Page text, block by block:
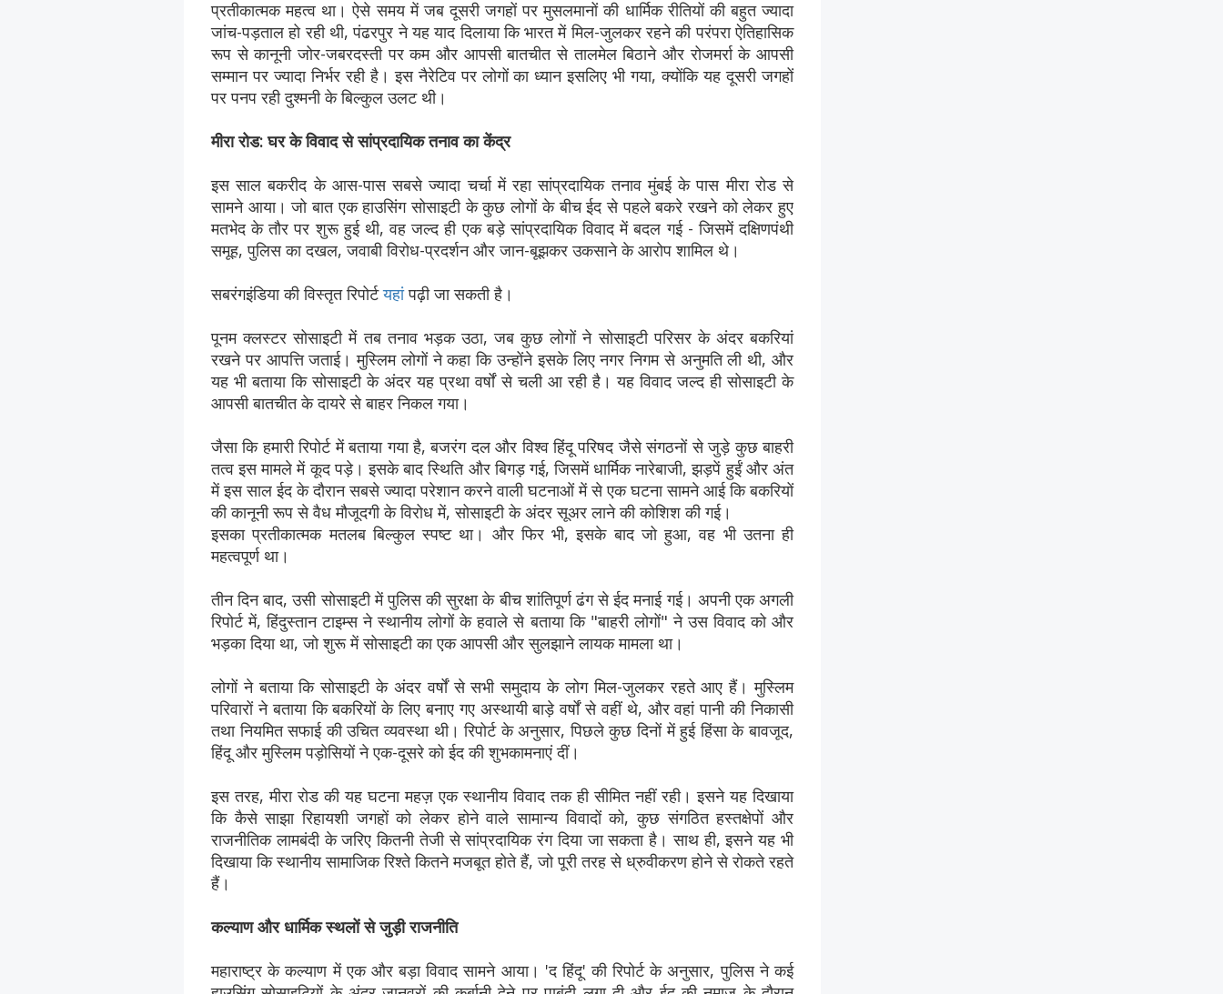
प्रतीकात्मक महत्व था। ऐसे समय में जब दूसरी जगहों पर मुसलमानों की धार्मिक रीतियों की बहुत ज्यादा
जांच-पड़ताल हो रही थी, पंढरपुर ने यह याद दिलाया कि भारत में मिल-जुलकर रहने की परंपरा ऐतिहासिक
रूप से कानूनी जोर-जबरदस्ती पर कम और आपसी बातचीत से तालमेल बिठाने और रोजमर्रा के आपसी
सम्मान पर ज्यादा निर्भर रही है। इस नैरेटिव पर लोगों का ध्यान इसलिए भी गया, क्योंकि यह दूसरी जगहों
पर पनप रही दुश्मनी के बिल्कुल उलट थी।
मीरा रोड: घर के विवाद से सांप्रदायिक तनाव का केंद्र
इस साल बकरीद के आस-पास सबसे ज्यादा चर्चा में रहा सांप्रदायिक तनाव मुंबई के पास मीरा रोड से
सामने आया। जो बात एक हाउसिंग सोसाइटी के कुछ लोगों के बीच ईद से पहले बकरे रखने को लेकर हुए
मतभेद के तौर पर शुरू हुई थी, वह जल्द ही एक बड़े सांप्रदायिक विवाद में बदल गई - जिसमें दक्षिणपंथी
समूह, पुलिस का दखल, जवाबी विरोध-प्रदर्शन और जान-बूझकर उकसाने के आरोप शामिल थे।
सबरंगइंडिया की विस्तृत रिपोर्टयहांपढ़ी जा सकती है।
पूनम क्लस्टर सोसाइटी में तब तनाव भड़क उठा, जब कुछ लोगों ने सोसाइटी परिसर के अंदर बकरियां
रखने पर आपत्ति जताई। मुस्लिम लोगों ने कहा कि उन्होंने इसके लिए नगर निगम से अनुमति ली थी, और
यह भी बताया कि सोसाइटी के अंदर यह प्रथा वर्षों से चली आ रही है। यह विवाद जल्द ही सोसाइटी के
आपसी बातचीत के दायरे से बाहर निकल गया।
जैसा कि हमारी रिपोर्ट में बताया गया है, बजरंग दल और विश्व हिंदू परिषद जैसे संगठनों से जुड़े कुछ बाहरी
तत्व इस मामले में कूद पड़े। इसके बाद स्थिति और बिगड़ गई, जिसमें धार्मिक नारेबाजी, झड़पें हुईं और अंत
में इस साल ईद के दौरान सबसे ज्यादा परेशान करने वाली घटनाओं में से एक घटना सामने आई कि बकरियों
की कानूनी रूप से वैध मौजूदगी के विरोध में, सोसाइटी के अंदर सूअर लाने की कोशिश की गई।
इसका प्रतीकात्मक मतलब बिल्कुल स्पष्ट था। और फिर भी, इसके बाद जो हुआ, वह भी उतना ही
महत्वपूर्ण था।
तीन दिन बाद, उसी सोसाइटी में पुलिस की सुरक्षा के बीच शांतिपूर्ण ढंग से ईद मनाई गई। अपनी एक अगली
रिपोर्ट में, हिंदुस्तान टाइम्स ने स्थानीय लोगों के हवाले से बताया कि "बाहरी लोगों" ने उस विवाद को और
भड़का दिया था, जो शुरू में सोसाइटी का एक आपसी और सुलझाने लायक मामला था।
लोगों ने बताया कि सोसाइटी के अंदर वर्षों से सभी समुदाय के लोग मिल-जुलकर रहते आए हैं। मुस्लिम
परिवारों ने बताया कि बकरियों के लिए बनाए गए अस्थायी बाड़े वर्षों से वहीं थे, और वहां पानी की निकासी
तथा नियमित सफाई की उचित व्यवस्था थी। रिपोर्ट के अनुसार, पिछले कुछ दिनों में हुई हिंसा के बावजूद,
हिंदू और मुस्लिम पड़ोसियों ने एक-दूसरे को ईद की शुभकामनाएं दीं।
इस तरह, मीरा रोड की यह घटना महज़ एक स्थानीय विवाद तक ही सीमित नहीं रही। इसने यह दिखाया
कि कैसे साझा रिहायशी जगहों को लेकर होने वाले सामान्य विवादों को, कुछ संगठित हस्तक्षेपों और
राजनीतिक लामबंदी के जरिए कितनी तेजी से सांप्रदायिक रंग दिया जा सकता है। साथ ही, इसने यह भी
दिखाया कि स्थानीय सामाजिक रिश्ते कितने मजबूत होते हैं, जो पूरी तरह से ध्रुवीकरण होने से रोकते रहते
हैं।
कल्याण और धार्मिक स्थलों से जुड़ी राजनीति
महाराष्ट्र के कल्याण में एक और बड़ा विवाद सामने आया। 'द हिंदू' की रिपोर्ट के अनुसार, पुलिस ने कई